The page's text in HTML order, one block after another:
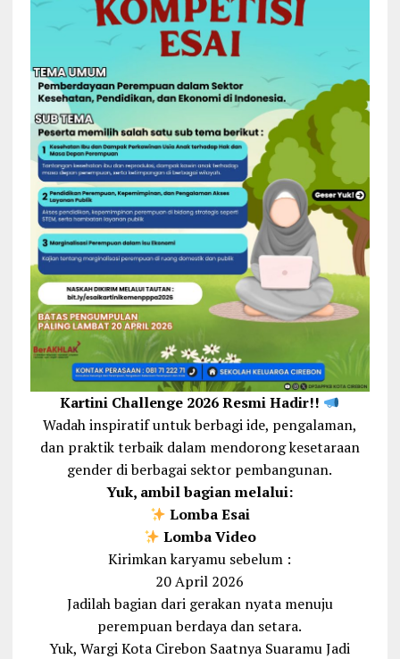
Kartini Challenge 2026 Resmi Hadir!!
Wadah inspiratif untuk berbagi ide, pengalaman,
dan praktik terbaik dalam mendorong kesetaraan
gender di berbagai sektor pembangunan.
Yuk, ambil bagian melalui:
Lomba Esai
Lomba Video
Kirimkan karyamu sebelum :
20 April 2026
Jadilah bagian dari gerakan nyata menuju
perempuan berdaya dan setara.
Yuk, Wargi Kota Cirebon Saatnya Suaramu Jadi